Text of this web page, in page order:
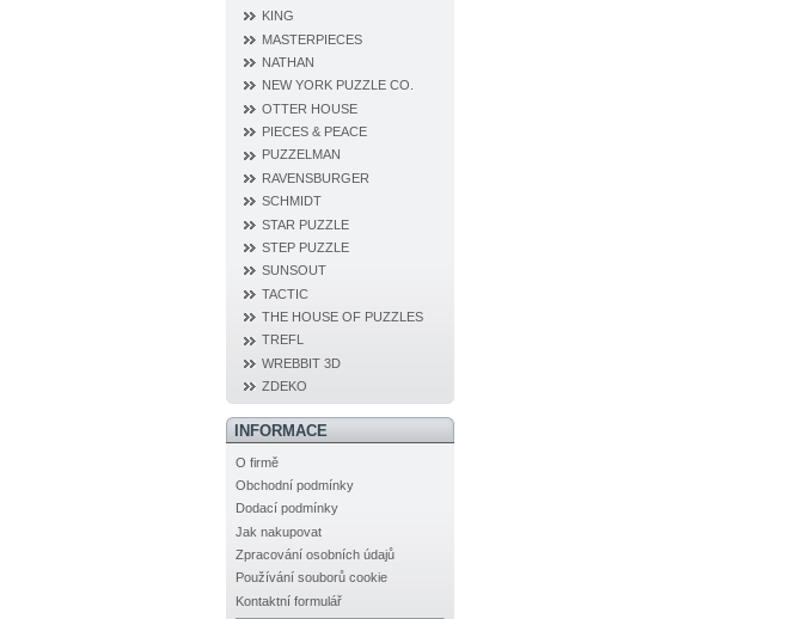
KING
MASTERPIECES
NATHAN
NEW YORK PUZZLE CO.
OTTER HOUSE
PIECES & PEACE
PUZZELMAN
RAVENSBURGER
SCHMIDT
STAR PUZZLE
STEP PUZZLE
SUNSOUT
TACTIC
THE HOUSE OF PUZZLES
TREFL
WREBBIT 3D
ZDEKO
INFORMACE
O firmě
Obchodní podmínky
Dodací podmínky
Jak nakupovat
Zpracování osobních údajů
Používání souborů cookie
Kontaktní formulář